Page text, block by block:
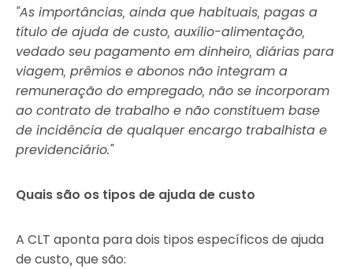
“As importâncias, ainda que habituais, pagas a
título de ajuda de custo, auxílio-alimentação,
vedado seu pagamento em dinheiro, diárias para
viagem, prêmios e abonos não integram a
remuneração do empregado, não se incorporam
ao contrato de trabalho e não constituem base
de incidência de qualquer encargo trabalhista e
previdenciário.”
Quais são os tipos de ajuda de custo
A CLT aponta para dois tipos específicos de ajuda
de custo, que são: